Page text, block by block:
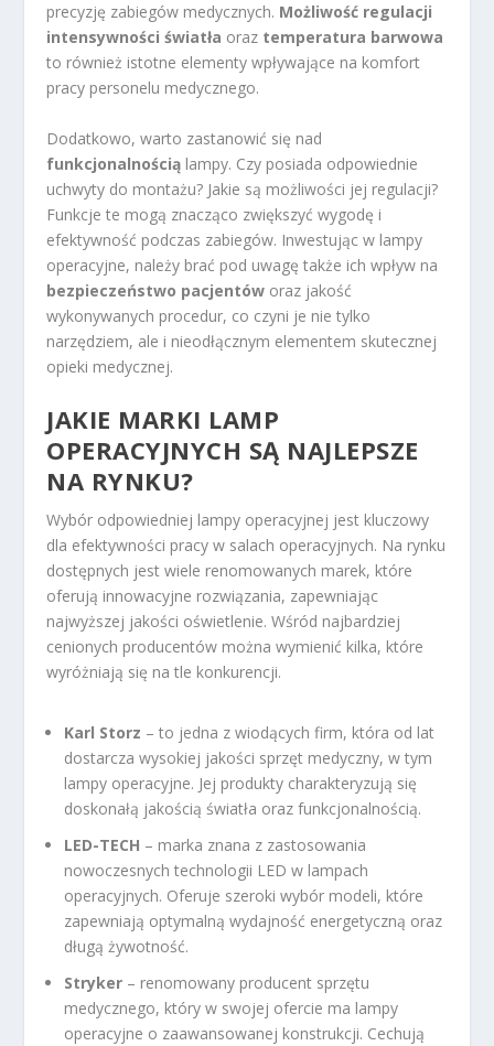
precyzję zabiegów medycznych. Możliwość regulacji
intensywności światła oraz temperatura barwowa
to również istotne elementy wpływające na komfort
pracy personelu medycznego.
Dodatkowo, warto zastanowić się nad
funkcjonalnością lampy. Czy posiada odpowiednie
uchwyty do montażu? Jakie są możliwości jej regulacji?
Funkcje te mogą znacząco zwiększyć wygodę i
efektywność podczas zabiegów. Inwestując w lampy
operacyjne, należy brać pod uwagę także ich wpływ na
bezpieczeństwo pacjentów oraz jakość
wykonywanych procedur, co czyni je nie tylko
narzędziem, ale i nieodłącznym elementem skutecznej
opieki medycznej.
JAKIE MARKI LAMP
OPERACYJNYCH SĄ NAJLEPSZE
NA RYNKU?
Wybór odpowiedniej lampy operacyjnej jest kluczowy
dla efektywności pracy w salach operacyjnych. Na rynku
dostępnych jest wiele renomowanych marek, które
oferują innowacyjne rozwiązania, zapewniając
najwyższej jakości oświetlenie. Wśród najbardziej
cenionych producentów można wymienić kilka, które
wyróżniają się na tle konkurencji.
Karl Storz – to jedna z wiodących firm, która od lat
dostarcza wysokiej jakości sprzęt medyczny, w tym
lampy operacyjne. Jej produkty charakteryzują się
doskonałą jakością światła oraz funkcjonalnością.
LED-TECH – marka znana z zastosowania
nowoczesnych technologii LED w lampach
operacyjnych. Oferuje szeroki wybór modeli, które
zapewniają optymalną wydajność energetyczną oraz
długą żywotność.
Stryker – renomowany producent sprzętu
medycznego, który w swojej ofercie ma lampy
operacyjne o zaawansowanej konstrukcji. Cechują